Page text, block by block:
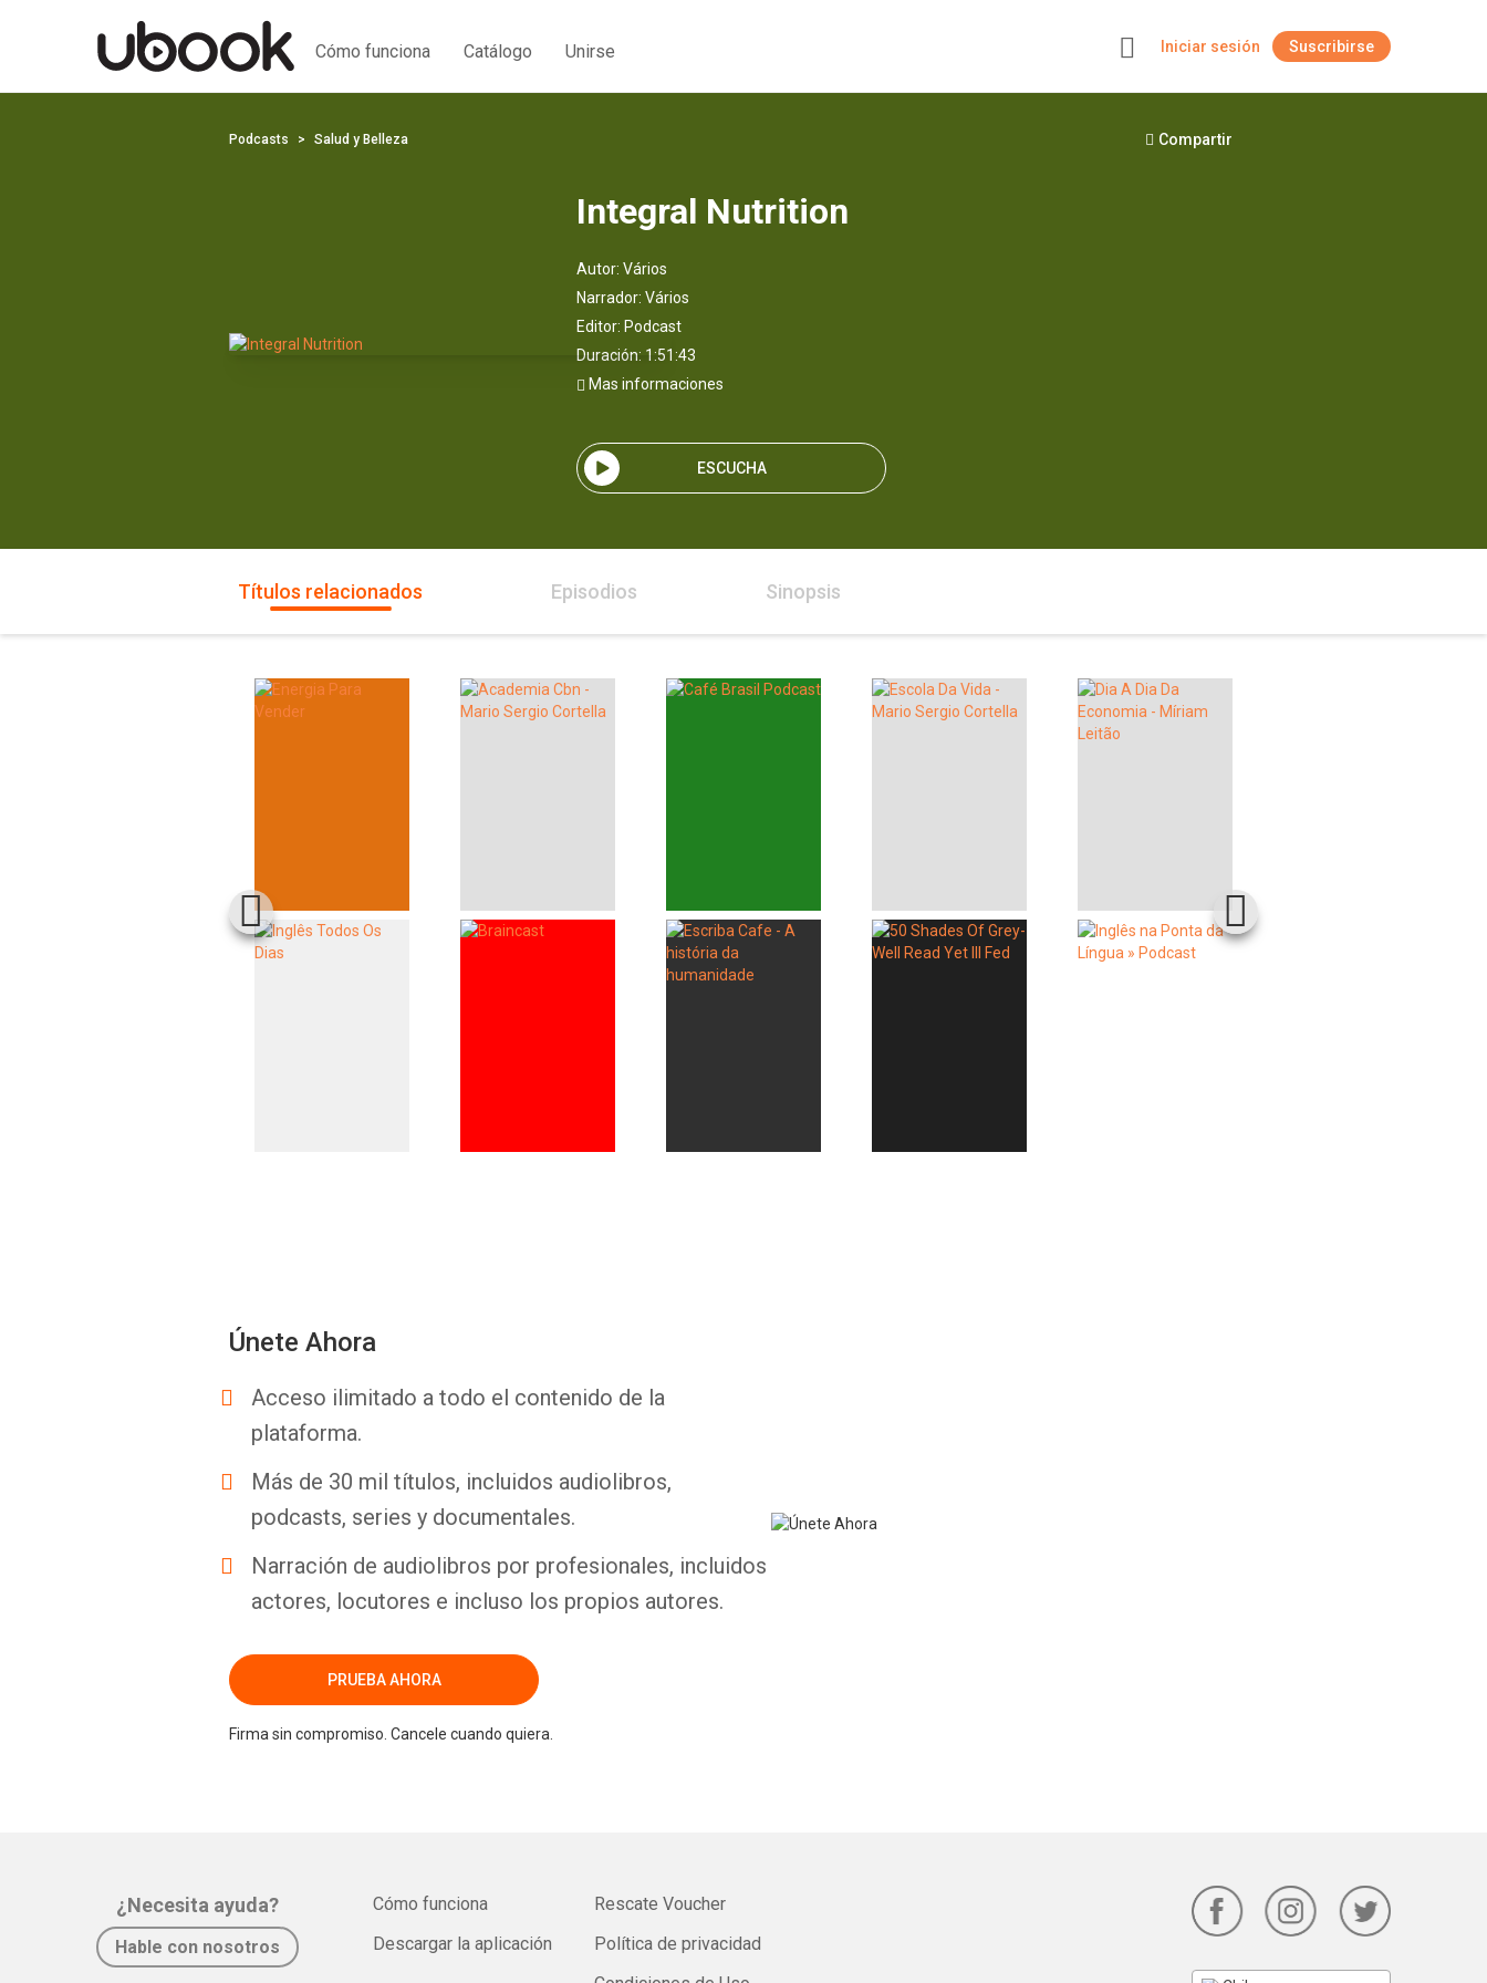
Cómo funciona Catálogo Unirse Iniciar sesión Suscribirse
Podcasts Salud y Belleza Compartir
Integral Nutrition
Autor: Vários
Narrador: Vários
Editor: Podcast
Duración: 1:51:43
Mas informaciones
ESCUCHA
Títulos relacionados Episodios Sinopsis
Únete Ahora
Acceso ilimitado a todo el contenido de la
plataforma.
Más de 30 mil títulos, incluidos audiolibros,
podcasts, series y documentales.
Narración de audiolibros por profesionales, incluidos
actores, locutores e incluso los propios autores.
PRUEBA AHORA
Firma sin compromiso. Cancele cuando quiera.
¿Necesita ayuda?
Hable con nosotros
Cómo funciona
Descargar la aplicación
Rescate Voucher
Política de privacidad